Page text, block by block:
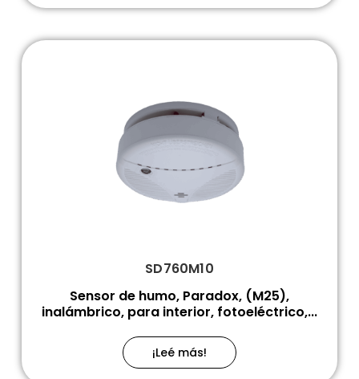
SD760M10
Sensor de humo, Paradox, (M25),
inalámbrico, para interior, fotoeléctrico,...
¡Leé más!